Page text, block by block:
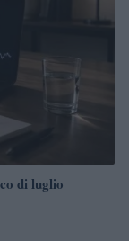
di luglio